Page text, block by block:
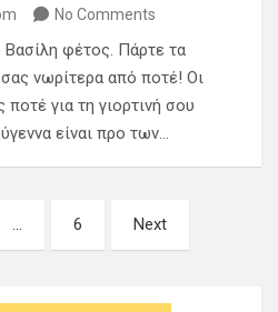
No Comments
Βασίλη φέτος. Πάρτε τα
νωρίτερα από ποτέ! Οι
ποτέ για τη γιορτινή σου
είναι προ των…
… 6 Next